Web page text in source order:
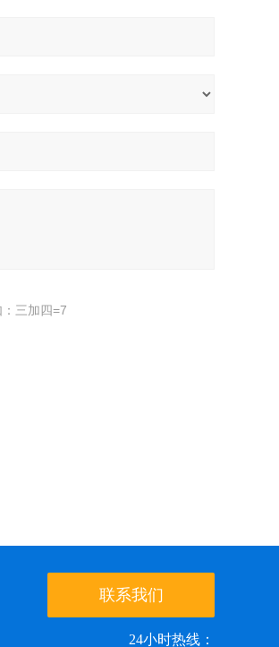
三加四=7
联系我们
24小时热线：